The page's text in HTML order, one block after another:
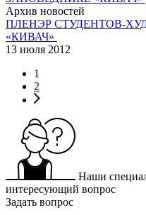
Архив новостей
ПЛЕНЭР СТУДЕНТОВ-
«КИВАЧ»
13 июля 2012
1
2
Наши
интересующий вопрос
Задать вопрос